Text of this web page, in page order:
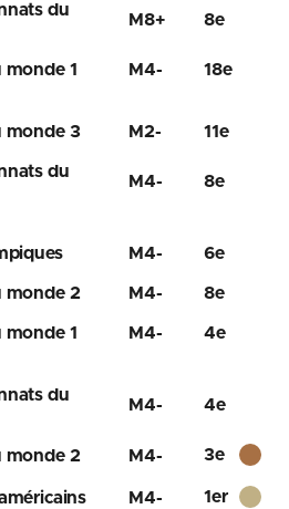
du
M8+ 8e
monde 1 M4- 18e
monde 3 M2- 11e
du
M4- 8e
M4- 6e
monde 2 M4- 8e
monde 1 M4- 4e
du
M4- 4e
monde 2 M4- 3e
M4- 1er